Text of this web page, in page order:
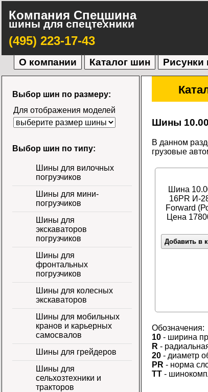
Компания Спецшина
шины для спецтехники
(495) 223-17-43
О компании Каталог шин Рисунки
Шины
В данном
грузовые
Шина
16PR И-
Forward
Цена
Добавить в
Обозначения:
10- ширина
R -
20- диаметр
PR - норма
TT-
Выбор шин по размеру:
Для отображения моделей
Выбор шин по типу:
Шины для вилочных
погрузчиков
Шины для мини-
погрузчиков
Шины для
экскаваторов
погрузчиков
Шины для
фронтальных
погрузчиков
Шины для колесных
экскаваторов
Шины для мобильных
кранов и карьерных
самосвалов
Шины для грейдеров
Шины для
сельхозтехники и
тракторов